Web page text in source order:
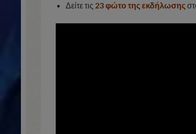
Δείτε τις 23 φώτο της εκδήλωσης